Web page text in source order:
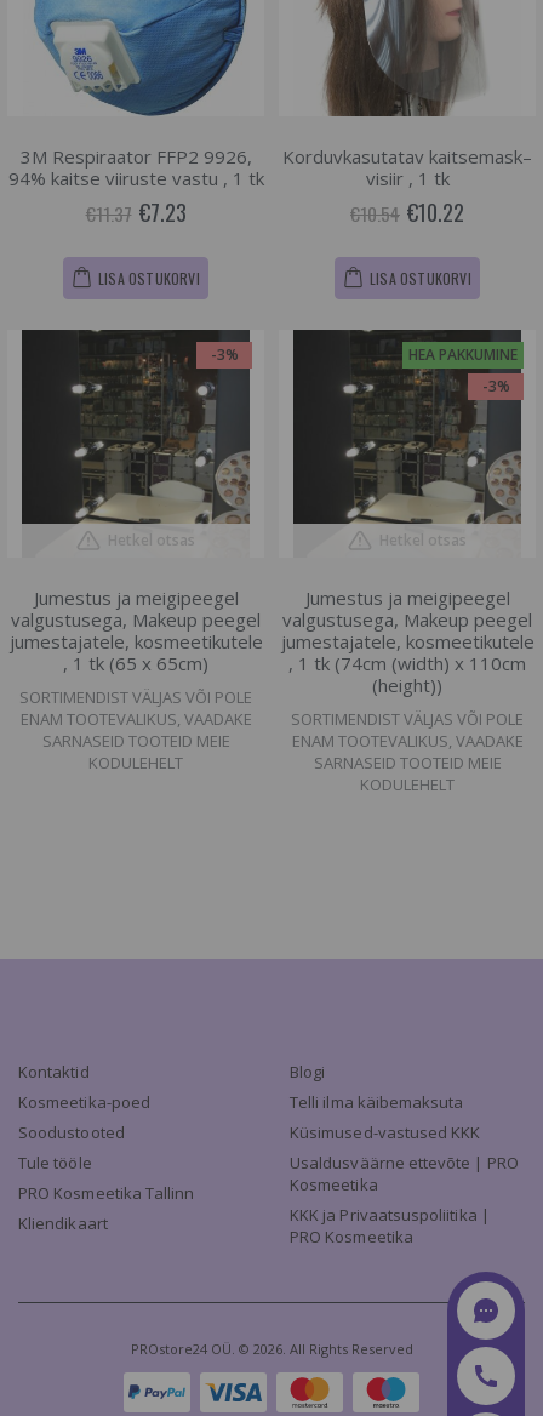
3M Respiraator FFP2 9926,
94% kaitse viiruste vastu , 1 tk
€11.37 €7.23
LISA OSTUKORVI
Korduvkasutatav kaitsemask–
visiir , 1 tk
€10.54 €10.22
LISA OSTUKORVI
-3%
Hetkel otsas
Jumestus ja meigipeegel
valgustusega, Makeup peegel
jumestajatele, kosmeetikutele
, 1 tk (65 x 65cm)
SORTIMENDIST VÄLJAS VÕI POLE
ENAM TOOTEVALIKUS, VAADAKE
SARNASEID TOOTEID MEIE
KODULEHELT
HEA PAKKUMINE
-3%
Hetkel otsas
Jumestus ja meigipeegel
valgustusega, Makeup peegel
jumestajatele, kosmeetikutele
, 1 tk (74cm (width) x 110cm
(height))
SORTIMENDIST VÄLJAS VÕI POLE
ENAM TOOTEVALIKUS, VAADAKE
SARNASEID TOOTEID MEIE
KODULEHELT
Kontaktid
Kosmeetika-poed
Soodustooted
Tule tööle
PRO Kosmeetika Tallinn
Kliendikaart
Blogi
Telli ilma käibemaksuta
Küsimused-vastused KKK
Usaldusväärne ettevõte | PRO
Kosmeetika
KKK ja Privaatsuspoliitika |
PRO Kosmeetika
PROstore24 OÜ. © 2026. All Rights Reserved